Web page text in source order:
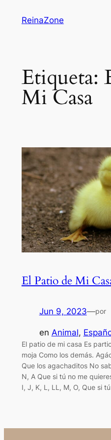
ReinaZone
Etiqueta:
Mi Casa
El Patio de Mi
Jun 9, 2023—por
en Animal,
El patio de mi casa Es
moja Como los demás.
Que los agachaditos No
N, A Que si tú no me
I, J, K, L, LL, M, O, Que si